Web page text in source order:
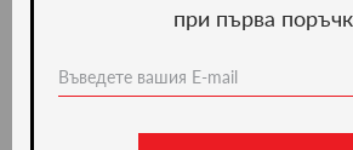
Ние
при първа